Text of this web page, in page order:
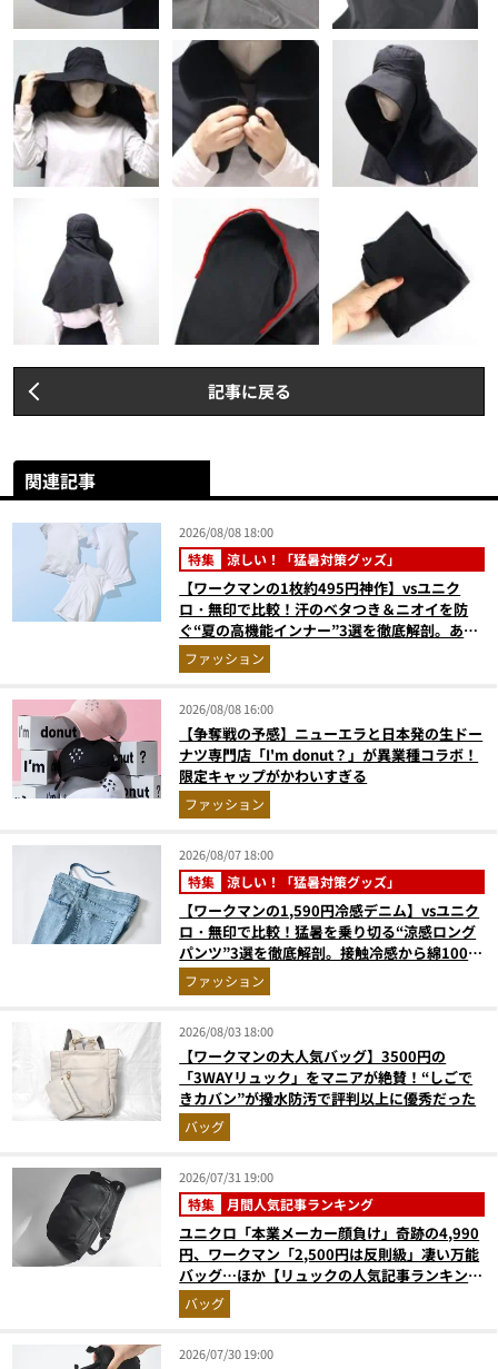
記事に戻る
関連記事
2026/08/08 18:00
特集 涼しい！「猛暑対策グッズ」
【ワークマンの1枚約495円神作】vsユニク
ロ・無印で比較！汗のベタつき＆ニオイを防
ぐ“夏の高機能インナー”3選を徹底解剖。あな
たに最適な1着は？
ファッション
2026/08/08 16:00
【争奪戦の予感】ニューエラと日本発の生ドー
ナツ専門店「I'm donut？」が異業種コラボ！
限定キャップがかわいすぎる
ファッション
2026/08/07 18:00
特集 涼しい！「猛暑対策グッズ」
【ワークマンの1,590円冷感デニム】vsユニク
ロ・無印で比較！猛暑を乗り切る“涼感ロング
パンツ”3選を徹底解剖。接触冷感から綿100%
まで決定版
ファッション
2026/08/03 18:00
【ワークマンの大人気バッグ】3500円の
「3WAYリュック」をマニアが絶賛！“しごで
きカバン”が撥水防汚で評判以上に優秀だった
バッグ
2026/07/31 19:00
特集 月間人気記事ランキング
ユニクロ「本業メーカー顔負け」奇跡の4,990
円、ワークマン「2,500円は反則級」凄い万能
バッグ…ほか【リュックの人気記事ランキング
ベスト3】（2026年6月版）
バッグ
2026/07/30 19:00